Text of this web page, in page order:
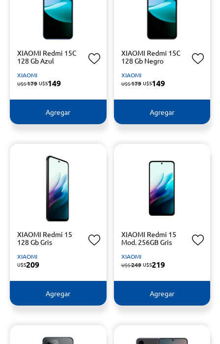
XIAOMI Redmi 15C
128 Gb Azul
XIAOMI
U$S179 U$S149
Agregar
XIAOMI Redmi 15C
128 Gb Negro
XIAOMI
U$S179 U$S149
Agregar
XIAOMI Redmi 15
128 Gb Gris
XIAOMI
U$S209
Agregar
XIAOMI Redmi 15
Mod. 256GB Gris
XIAOMI
U$S249 U$S219
Agregar